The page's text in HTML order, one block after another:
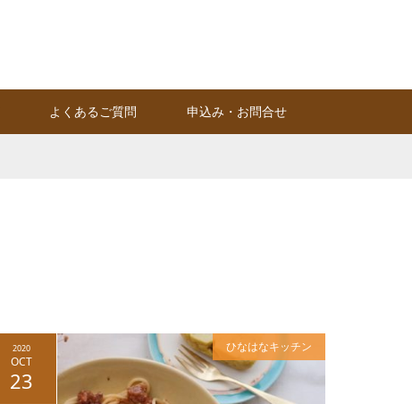
よくあるご質問 申込み・お問合せ
2020
OCT
23
ひなはなキッチン